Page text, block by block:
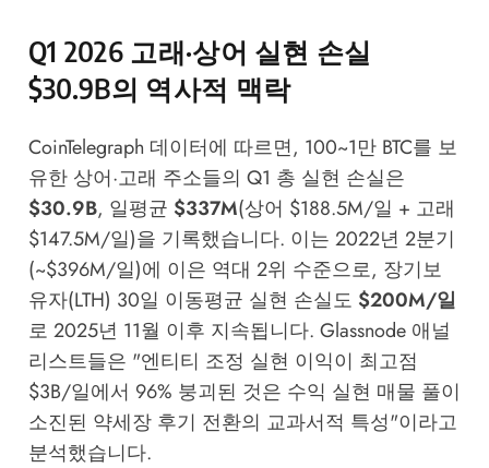
Q1 2026 고래·상어 실현 손실
$30.9B의 역사적 맥락
CoinTelegraph 데이터에 따르면, 100~1만 BTC를 보
유한 상어·고래 주소들의 Q1 총 실현 손실은
$30.9B, 일평균 $337M(상어 $188.5M/일 + 고래
$147.5M/일)을 기록했습니다. 이는 2022년 2분기
(~$396M/일)에 이은 역대 2위 수준으로, 장기보
유자(LTH) 30일 이동평균 실현 손실도 $200M/일
로 2025년 11월 이후 지속됩니다. Glassnode 애널
리스트들은 "엔티티 조정 실현 이익이 최고점
$3B/일에서 96% 붕괴된 것은 수익 실현 매물 풀이
소진된 약세장 후기 전환의 교과서적 특성"이라고
분석했습니다.